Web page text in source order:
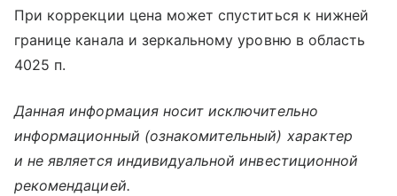
При коррекции цена может спуститься к нижней
границе канала и зеркальному уровню в область
4025 п.
Данная информация носит исключительно
информационный (ознакомительный) характер
и не является индивидуальной инвестиционной
рекомендацией.